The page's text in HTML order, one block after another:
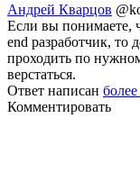
Андрей Кварцов
Если вы понимаете,
end разработчик, то
проходить по
верстаться.
Ответ написан более
Комментировать